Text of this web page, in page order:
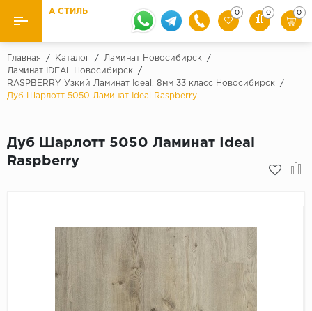
Назад
Ламинат Бренды
Quick Step
32 класс
33 класс
Палитра
Ковролин и ковровая плитка
Кварцевый ламинат SPC
Подложка под паркет и ламинат
А СТИЛЬ 0 0 0
Главная / Каталог / Ламинат Новосибирск
/
Ламинат IDEAL Новосибирск
/
RASPBERRY Узкий Ламинат Ideal, 8мм 33 класс Новосибирск
/
Дуб Шарлотт 5050 Ламинат Ideal Raspberry
Дуб Шарлотт 5050 Ламинат Ideal
Raspberry